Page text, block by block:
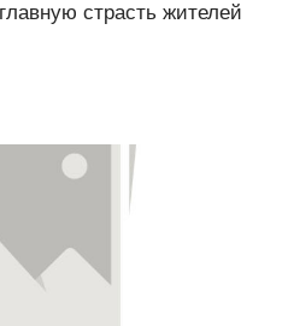
страсть жителей